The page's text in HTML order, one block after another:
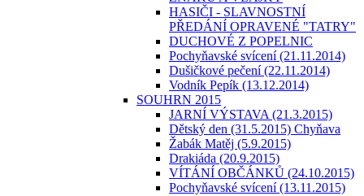
HASIČI - SLAVNOSTNÍ
PŘEDÁNÍ OPRAVENÉ "TATRY"
DUCHOVÉ Z POPELNIC
Pochyňavské svícení (21.11.2014)
Dušičkové pečení (22.11.2014)
Vodník Pepík (13.12.2014)
SOUHRN 2015
JARNÍ VÝSTAVA (21.3.2015)
Dětský den (31.5.2015) Chyňava
Žabák Matěj (5.9.2015)
Drakiáda (20.9.2015)
VÍTÁNÍ OBČÁNKŮ (24.10.2015)
Pochyňavské svícení (13.11.2015)